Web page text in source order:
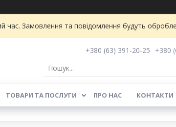
час. Замовлення та повідомлення будуть
+380 (63) 391-20-25
+380
ТОВАРИ ТА ПОСЛУГИ ПРО НАС КОНТАКТИ